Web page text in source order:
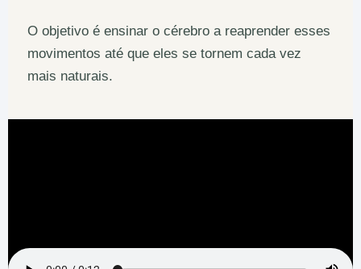
O objetivo é ensinar o cérebro a reaprender esses
movimentos até que eles se tornem cada vez
mais naturais.